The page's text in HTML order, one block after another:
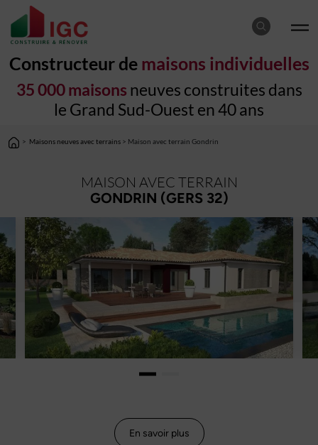
Constructeur de maisons individuelles
35 000 maisons neuves construites dans
le Grand Sud-Ouest en 40 ans
> Maisons neuves avec terrains > Maison avec terrain Gondrin
MAISON AVEC TERRAIN
GONDRIN (GERS 32)
En savoir plus